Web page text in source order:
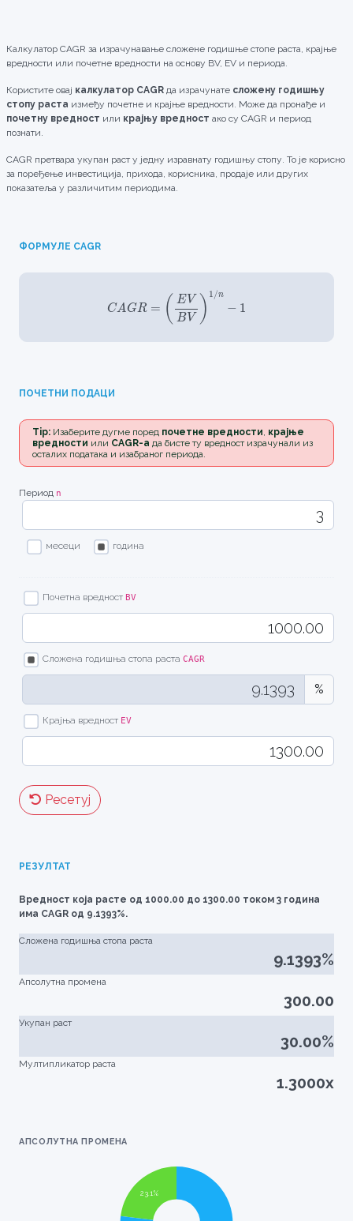
Калкулатор CAGR за израчунавање сложене годишње стопе раста, крајње
вредности или почетне вредности на основу BV, EV и периода.
Користите овај калкулатор CAGR да израчунате сложену годишњу
стопу раста између почетне и крајње вредности. Може да пронађе и
почетну вредност или крајњу вредност ако су CAGR и период
познати.
CAGR претвара укупан раст у једну изравнату годишњу стопу. То је корисно
за поређење инвестиција, прихода, корисника, продаје или других
показатеља у различитим периодима.
ФОРМУЛЕ CAGR
V BV)1 / n−
ПОЧЕТНИ ПОДАЦИ
Tip: Изаберите дугме поред почетне вредности, крајње
вредности или CAGR-а да бисте ту вредност израчунали из
осталих података и изабраног периода.
Период n
месеци година
Почетна вредност BV
Сложена годишња стопа раста CAGR
%
Крајња вредност EV
Ресетуј
РЕЗУЛТАТ
Вредност која расте од 1000.00 до 1300.00 током 3 година
има CAGR од 9.1393%.
Сложена годишња стопа раста
9.1393%
Апсолутна промена
300.00
Укупан раст
30.00%
Мултипликатор раста
1.3000x
АПСОЛУТНА ПРОМЕНА